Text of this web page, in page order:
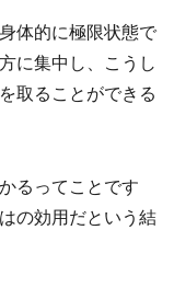
体的に極限状態で
に集中し、こうし
取ることができる
るってことです
の効用だという結